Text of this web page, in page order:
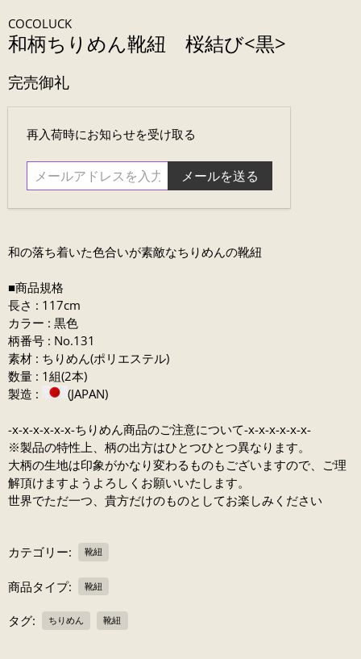
COCOLUCK
和柄ちりめん靴紐 桜結び<黒>
完売御礼
メ
ア
ド
を
力....
再入荷時にお知らせを受け取る
和の落ち着いた色合いが素敵なちりめんの靴紐
■商品規格
長さ : 117cm
カラー : 黒色
柄番号 : No.131
素材 : ちりめん(ポリエステル)
数量 : 1組(2本)
製造 :
(JAPAN)
-x-x-x-x-x-x-ちりめん商品のご注意について-x-x-x-x-x-x-
※製品の特性上、柄の出方はひとつひとつ異なります。
大柄の生地は印象がかなり変わるものもございますので、ご理
解頂けますようよろしくお願いいたします。
世界でただ一つ、貴方だけのものとしてお楽しみください
カテゴリー: 靴紐
商品タイプ: 靴紐
タグ: ちりめん 靴紐